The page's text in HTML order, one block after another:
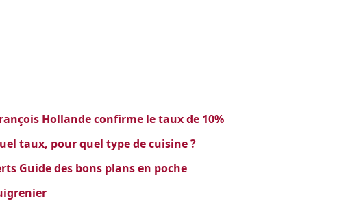
Hollande confirme le taux de 10%
taux, pour quel type de cuisine ?
Guide des bons plans en poche